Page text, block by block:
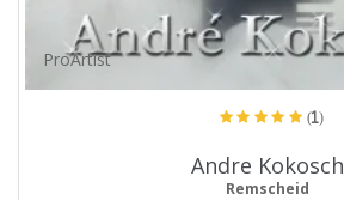
ProArtist
(1)
Andre Kokosch
Remscheid